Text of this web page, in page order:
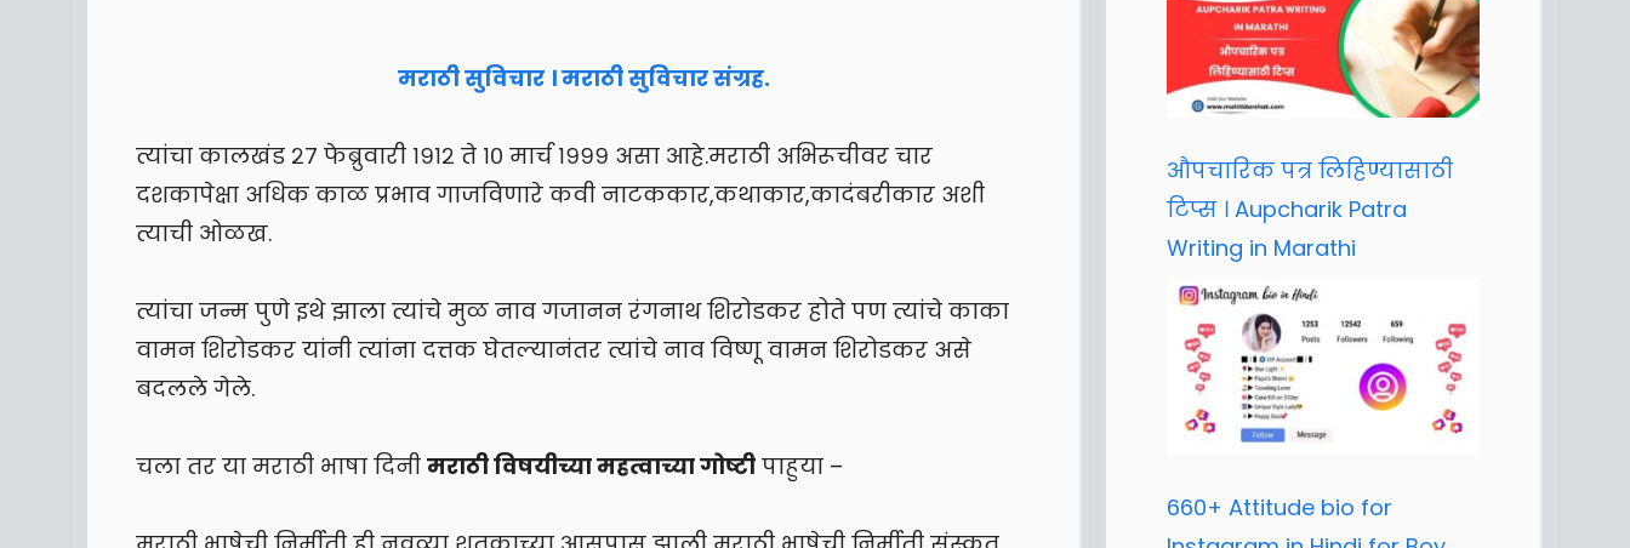
मराठी सुविचार । मराठी सुविचार संग्रह.
त्यांचा कालखंड २७ फेब्रुवारी १९१२ ते १० मार्च १९९९ असा आहे.मराठी अभिरूचीवर चार
दशकापेक्षा अधिक काळ प्रभाव गाजविणारे कवी नाटककार,कथाकार,कादंबरीकार अशी
त्याची ओळख.
त्यांचा जन्म पुणे इथे झाला त्यांचे मुळ नाव गजानन रंगनाथ शिरोडकर होते पण त्यांचे काका
वामन शिरोडकर यांनी त्यांना दत्तक घेतल्यानंतर त्यांचे नाव विष्णू वामन शिरोडकर असे
बदलले गेले.
चला तर या मराठी भाषा दिनी मराठी विषयीच्या महत्वाच्या गोष्टी पाहुया –
औपचारिक पत्र लिहिण्यासाठी
टिप्स । Aupcharik Patra
Writing in Marathi
660+ Attitude bio for